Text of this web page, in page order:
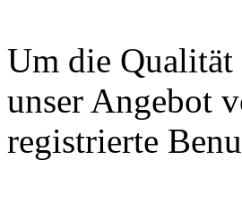
Um die Qualität
unser Angebot
registrierte